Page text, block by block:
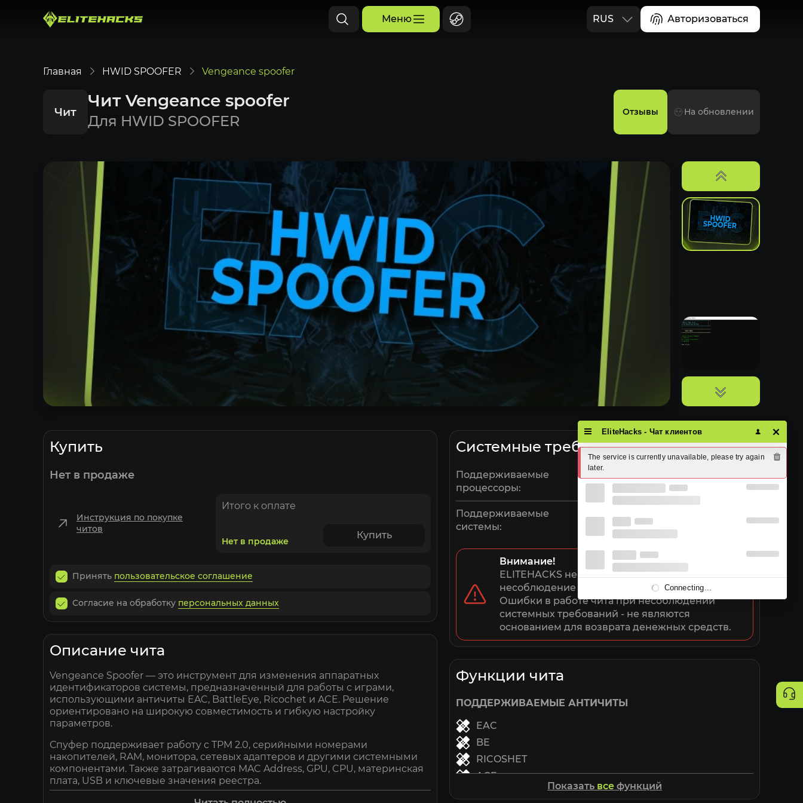
Меню
RUS
Авторизоваться
Главная HWID SPOOFER Vengeance spoofer
Чит
Чит Vengeance spoofer
Для HWID SPOOFER
Отзывы На обновлении
Купить
Нет в продаже
Инструкция по покупке
читов
Итого к оплате
Нет в продаже
Купить
Принять пользовательское соглашение
Согласие на обработку персональных данных
Описание чита
Vengeance Spoofer — это инструмент для изменения аппаратных
идентификаторов системы, предназначенный для работы с играми,
использующими античиты EAC, BattleEye, Ricochet и ACE. Решение
ориентировано на широкую совместимость и гибкую настройку
параметров.
Спуфер поддерживает работу с TPM 2.0, серийными номерами
накопителей, RAM, монитора, сетевых адаптеров и другими системными
компонентами. Также затрагиваются MAC Address, GPU, CPU, материнская
плата, USB и ключевые значения реестра.
Системные требования
Поддерживаемые
процессоры:
Поддерживаемые
системы:
Внимание!
ELITEHACKS не несет ответственности за
несоблюдение системных требований.
Ошибки в работе чита при несоблюдении
системных требований - не являются
основанием для возврата денежных средств.
Функции чита
ПОДДЕРЖИВАЕМЫЕ АНТИЧИТЫ
EAC
BE
RICOSHET
ACE
ПОДДЕРЖИВАЕМЫЕ ИГРЫ
Показать все функций
EliteHacks - Чат клиентов
The service is currently unavailable, please try again
later.
Connecting...